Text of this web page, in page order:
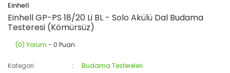
Einhell
Einhell GP-PS 18/20 Li BL - Solo Akülü Dal Budama
Testeresi (Kömürsüz)
(0) Yorum - 0 Puan
Kategori
Budama Testereleri